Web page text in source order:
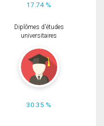
17.74 %
Diplômes d'études
universitaires
30.35 %